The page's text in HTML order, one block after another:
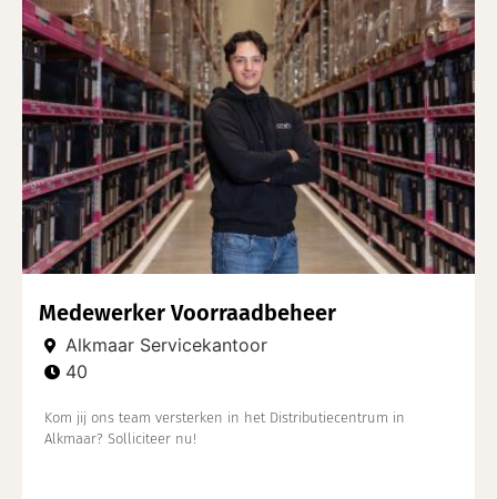
Medewerker Voorraadbeheer
Alkmaar Servicekantoor
40
Kom jij ons team versterken in het Distributiecentrum in
Alkmaar? Solliciteer nu!